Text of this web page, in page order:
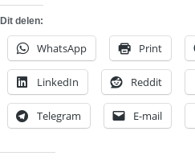
Dit delen:
WhatsApp Print
LinkedIn Reddit
Telegram E-mail